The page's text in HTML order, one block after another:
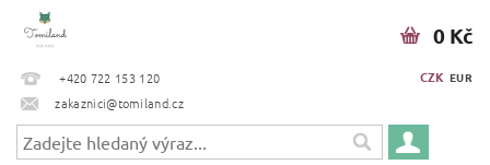
+420 722 153 120
zakaznici@tomiland.cz
CZK EUR
0 Kč